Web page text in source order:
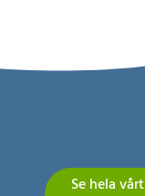
Se hela vårt